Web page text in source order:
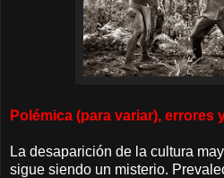
Polémica (para variar), errores
La desaparición de la cultura
sigue siendo un misterio.